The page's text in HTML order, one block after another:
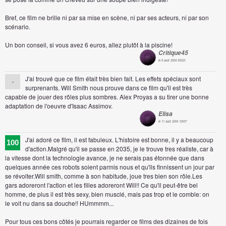
Bref, ce film ne brille ni par sa mise en scène, ni par ses acteurs, ni par son
scénario.
Un bon conseil, si vous avez 6 euros, allez plutôt à la piscine!
Critique45
le 9 août 2004 00h23
-
J'ai trouvé que ce film était très bien fait. Les effets spéciaux sont
surprenants. Will Smith nous prouve dans ce film qu'il est très
capable de jouer des rôles plus sombres. Alex Proyas a su tirer une bonne
adaptation de l'oeuvre d'Isaac Assimov.
Elisa
le 11 août 2004 12h57
100
J'ai adoré ce film, il est fabuleux. L'histoire est bonne, il y a beaucoup
d'action.Malgré qu'il se passe en 2035, je le trouve tres réaliste, car à
la vitesse dont la technologie avance, je ne serais pas étonnée que dans
quelques année ces robots soient parmis nous et qu'ils finnissent un jour par
se révolter.Will smith, comme à son habitude, joue tres bien son rôle.Les
gars adoreront l'action et les filles adoreront Will!! Ce qu'il peut-être bel
homme, de plus il est très sexy, bien musclé, mais pas trop et le comble: on
le voit nu dans sa douche!! HUmmmm...
Pour tous ces bons côtés je pourrais regarder ce films des dizaines de fois